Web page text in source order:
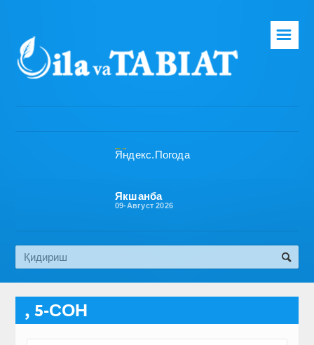
Бош саҳифа
Эко медиа
☰
Якшанба
09-Август 2026
, 5-СОН